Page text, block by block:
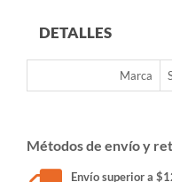
DETALLES
Marca
Métodos de envío y
Envío superior a